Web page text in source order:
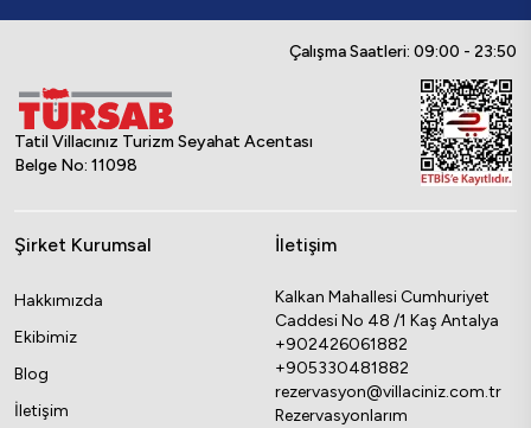
Çalışma Saatleri: 09:00 - 23:50
Tatil Villacınız Turizm Seyahat Acentası
Belge No: 11098
Şirket Kurumsal
Hakkımızda
Ekibimiz
Blog
İletişim
İletişim
Kalkan Mahallesi Cumhuriyet
Caddesi No 48 /1 Kaş Antalya
+902426061882
+905330481882
rezervasyon@villaciniz.com.tr
Rezervasyonlarım